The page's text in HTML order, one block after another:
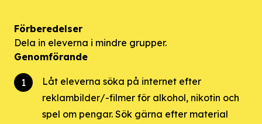
Förberedelser
Dela in eleverna i mindre grupper.
Genomförande
Låt eleverna söka på internet efter
reklambilder/-filmer för alkohol, nikotin och
spel om pengar. Sök gärna efter material